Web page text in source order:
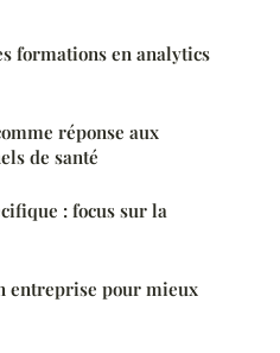
formations en analytics
réponse aux
de santé
: focus sur la
entreprise pour mieux